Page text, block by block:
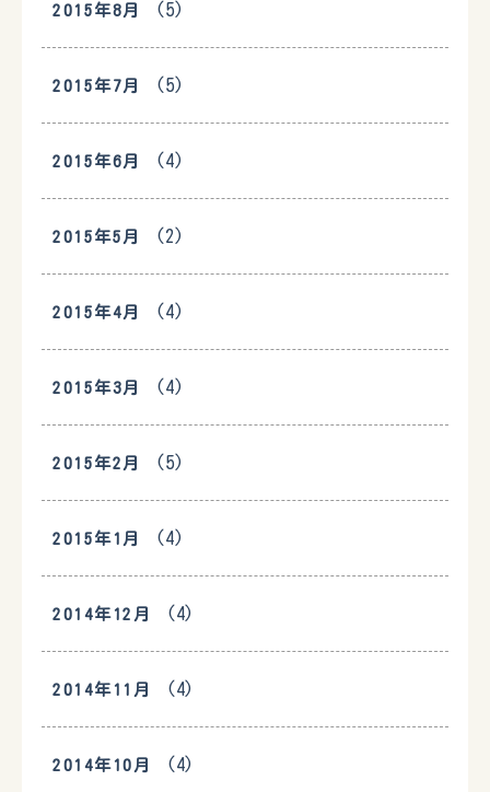
2015年8月 (5)
2015年7月 (5)
2015年6月 (4)
2015年5月 (2)
2015年4月 (4)
2015年3月 (4)
2015年2月 (5)
2015年1月 (4)
2014年12月 (4)
2014年11月 (4)
2014年10月 (4)